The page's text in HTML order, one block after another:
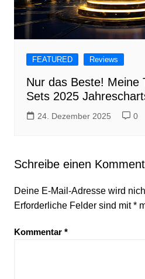
FEATURED Reviews
Nur das Beste! Meine
Sets 2025
24. Dezember 2025 0
Schreibe einen
Deine E-Mail-Adresse wird
Erforderliche Felder sind mit*
Kommentar *